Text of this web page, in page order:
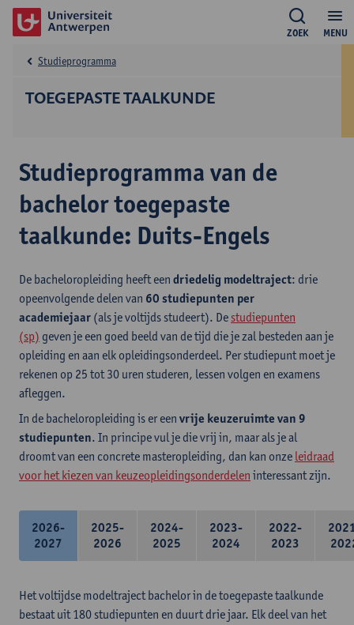
MENU
ZOEK
TOEGEPASTE TAALKUNDE
Studieprogramma
Studieprogramma van de
bachelor toegepaste
taalkunde: Duits-Engels
De bacheloropleiding heeft een driedelig modeltraject: drie
opeenvolgende delen van 60 studiepunten per
academiejaar (als je voltijds studeert). De studiepunten
(sp) geven je een goed beeld van de tijd die je zal besteden aan je
opleiding en aan elk opleidingsonderdeel. Per studiepunt moet je
rekenen op 25 tot 30 uren studeren, lessen volgen en examens
afleggen.
In de bacheloropleiding is er een vrije keuzeruimte van 9
studiepunten. In principe vul je die vrij in, maar als je al
droomt van een concrete masteropleiding, dan kan onze leidraad
voor het kiezen van keuzeopleidingsonderdelen interessant zijn.
2026-
2027
2025-
2026
2024-
2025
2023-
2024
2022-
2023
Het voltijdse modeltraject bachelor in de toegepaste taalkunde
bestaat uit 180 studiepunten en duurt drie jaar. Elk deel van het